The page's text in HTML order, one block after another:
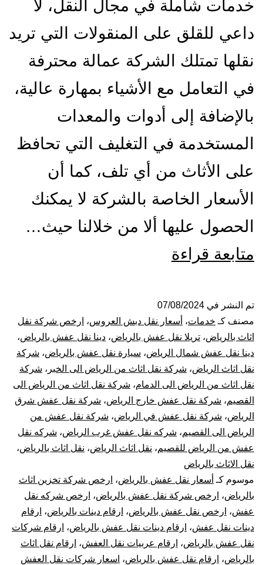
خدمات شاملة في مجال النقل، لا
داعي للقلق على المنقولات التي تريد
نقلها تمتلك الشركة عمالة محترفة
في التعامل مع الأشياء بمهارة عالية،
بالإضافة إلى أدوات والمعدات
المستخدمة في التغليف التي تحافظ
على الأثاث من أي تلف، كما أن
الأسعار الخاصة بالشركة لا يمكنك
الحصول عليها ألا من خلالنا حيث…
متابعة قراءة
عفش
بالرياض
فك
تركيب
تغليف
ضمان
تم النشر في 07/08/2024
مصنف كـ خدمات، أسعار نقل دبش العروس، ارخص شركة نقل
اثاث بالرياض، تريلا نقل عفش بالرياض، دينا نقل عفش بالرياض،
دينا نقل عفش شمال الرياض، سيارة نقل عفش بالرياض، شركة
نقل اثاث الرياض، شركة نقل اثاث من الرياض الى الخبر ، شركة
نقل اثاث من الرياض الى الدمام، شركة نقل اثاث من الرياض الى
القصيم، شركة نقل عفش خارج الرياض، شركة نقل عفش شرق
الرياض، شركة نقل عفش في الرياض، شركة نقل عفش من
الرياض الى القصيم، شركه نقل عفش غرب الرياض، شركه نقل
عفش من الرياض للقصيم، نقل اثاث الرياض، نقل اثاث بالرياض،
نقل الاثاث بالرياض
موسوم كـ أسعار نقل عفش بالرياض، ارخص شركة تخزين اثاث
بالرياض، ارخص شركة نقل عفش بالرياض، ارخص شركه نقل
عفش، ارخص نقل عفش بالرياض، ارقام دينات بالرياض، ارقام
دينات نقل عفش، ارقام دينات نقل عفش بالرياض، ارقام شركات
نقل عفش بالرياض، ارقام عربيات نقل العفش، ارقام نقل اثاث
بالرياض، ارقام نقل عفش بالرياض، اسعار شركات نقل العفش